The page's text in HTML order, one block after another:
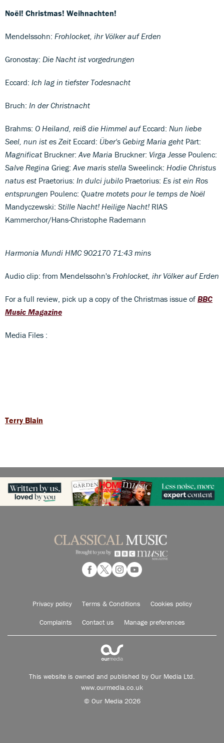
Noël! Christmas! Weihnachten!
Mendelssohn: Frohlocket, ihr Völker auf Erden
Gronostay: Die Nacht ist vorgedrungen
Eccard: Ich lag in tiefster Todesnacht
Bruch: In der Christnacht
Brahms: O Heiland, reiß die Himmel aufEccard: Nun liebe
Seel, nun ist es Zeit Eccard: Über's Gebirg Maria geht Pärt:
Magnificat Bruckner: Ave Maria Bruckner: Virga Jesse Poulenc:
Salve Regina Grieg: Ave maris stella Sweelinck: Hodie Christus
natus est Praetorius: In dulci jubilo Praetorius: Es ist ein Ros
entsprungen Poulenc: Quatre motets pour le temps de Noël
Mandyczewski: Stille Nacht! Heilige Nacht! RIAS
Kammerchor/Hans-Christophe Rademann
Harmonia Mundi HMC 902170 71:43 mins
Audio clip: from Mendelssohn's Frohlocket, ihr Völker auf Erden
For a full review, pick up a copy of the Christmas issue of BBC
Music Magazine
Media Files :
Terry Blain
Privacy policy Terms & Conditions Cookies policy
Complaints Contact us Manage preferences
This website is owned and published by Our Media Ltd.
www.ourmedia.co.uk
© Our Media 2026